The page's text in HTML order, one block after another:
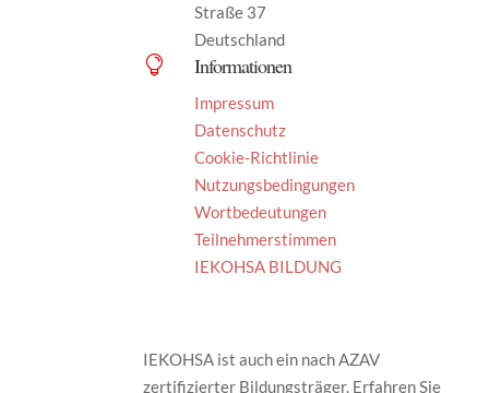
Straße 37
Deutschland
 Informationen
Impressum
Datenschutz
Cookie-Richtlinie
Nutzungsbedingungen
Wortbedeutungen
Teilnehmerstimmen
IEKOHSA BILDUNG
IEKOHSA ist auch ein nach AZAV
zertifizierter Bildungsträger. Erfahren Sie